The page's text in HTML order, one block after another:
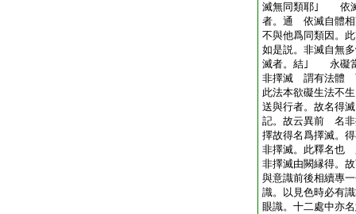
滅無同類耶｣ 依
者。通 依滅自體相
不與他爲同類因。
如是説。非滅自
滅者。結｣ 永礙當
非擇滅 謂有法體
此法本欲礙生法不
送與行者。故名得
記。故云異前 名
擇故得名爲擇滅。
非擇滅。此釋名也
非擇滅由闕縁得。
與意識前後相續專
識。以見色時必有
眼識。十二處中亦